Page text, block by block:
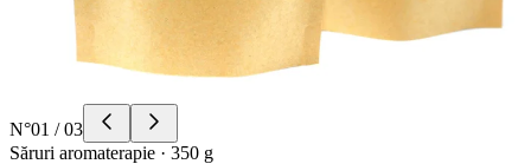
N°01 /03
Săruri aromaterapie · 350 g